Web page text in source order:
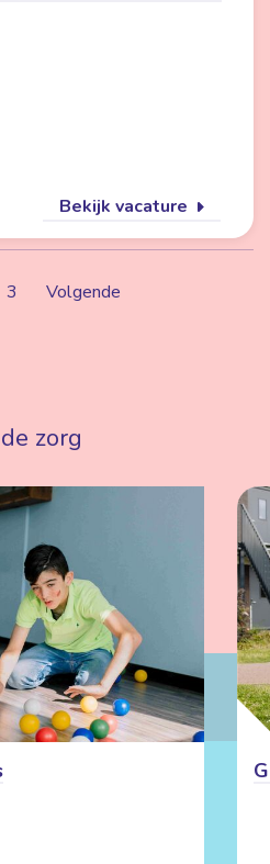
Bekijk vacature
3 Volgende
zorg